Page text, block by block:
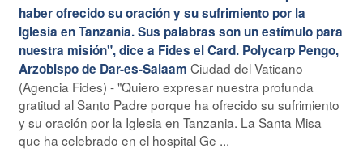
haber ofrecido su oración y su sufrimiento por la
Iglesia en Tanzania. Sus palabras son un estímulo para
nuestra misión", dice a Fides el Card. Polycarp Pengo,
Arzobispo de Dar-es-Salaam Ciudad del Vaticano
(Agencia Fides) - "Quiero expresar nuestra profunda
gratitud al Santo Padre porque ha ofrecido su sufrimiento
y su oración por la Iglesia en Tanzania. La Santa Misa
que ha celebrado en el hospital Ge ...